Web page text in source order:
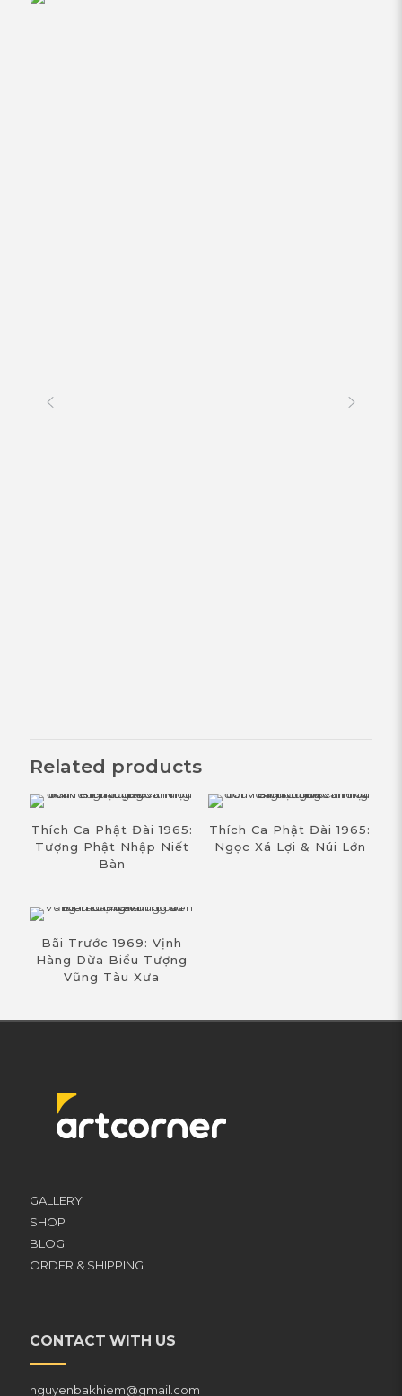
Related products
Thích Ca Phật Đài 1965:
Tượng Phật Nhập Niết
Bàn
Thích Ca Phật Đài 1965:
Ngọc Xá Lợi & Núi Lớn
Bãi Trước 1969: Vịnh
Hàng Dừa Biểu Tượng
Vũng Tàu Xưa
GALLERY
SHOP
BLOG
ORDER & SHIPPING
CONTACT WITH US
nguyenbakhiem@gmail.com